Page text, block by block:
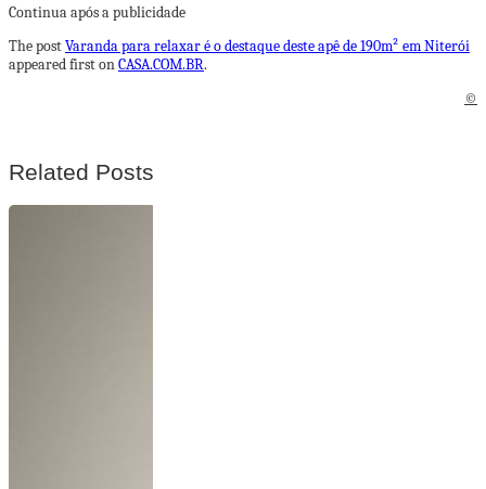
Continua após a publicidade
The postVaranda para relaxar é o destaque deste apê de 190m² em Niterói
appeared first onCASA.COM.BR.
©
Related Posts